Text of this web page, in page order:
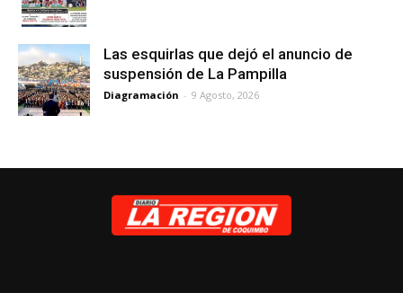
Las esquirlas que dejó el anuncio de
suspensión de La Pampilla
Diagramación - 9 Agosto, 2026